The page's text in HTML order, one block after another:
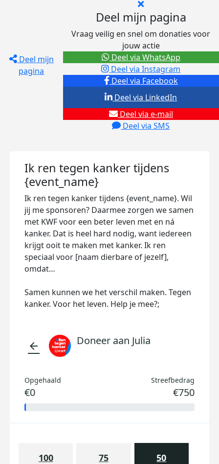
Deel mijn
pagina
Deel mijn pagina
Vraag veilig en snel om donaties voor
jouw actie
Deel via Facebook
Deel via Instagram
Deel via e-mail
Deel via SMS
Deel via LinkedIn
Deel via WhatsApp
Ik ren tegen kanker tijdens
{event_name}
Ik ren tegen kanker tijdens {event_name}. Wil
jij me sponsoren? Daarmee zorgen we samen
met KWF voor een beter leven met en ná
kanker. Dat is heel hard nodig, want iedereen
krijgt ooit te maken met kanker. Ik ren
speciaal voor [naam dierbare of jezelf],
omdat…
Samen kunnen we het verschil maken. Tegen
kanker. Voor het leven. Help je mee?;
arrow_back Doneer aan Julia
Opgehaald
€0
Streefbedrag
€750
100 75 50